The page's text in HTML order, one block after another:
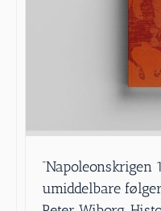
”Napoleonskrigen
umiddelbare